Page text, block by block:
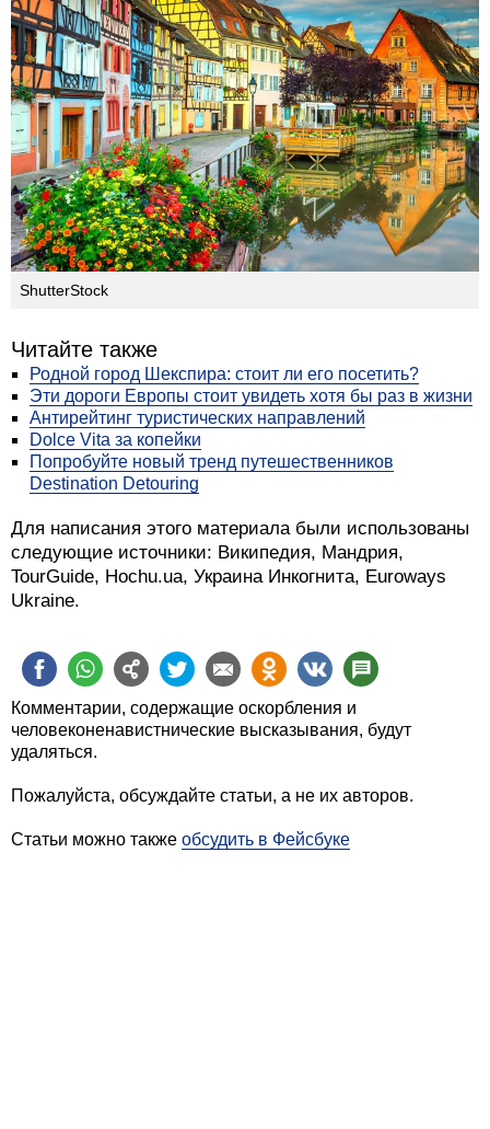
ShutterStock
Читайте также
Родной город Шекспира: стоит ли его посетить?
Эти дороги Европы стоит увидеть хотя бы раз в жизни
Антирейтинг туристических направлений
Dolce Vita за копейки
Попробуйте новый тренд путешественников
Destination Detouring
Для написания этого материала были использованы
следующие источники: Википедия, Мандрия,
TourGuide, Hochu.ua, Украина Инкогнита, Euroways
Ukraine.
Комментарии, содержащие оскорбления и
человеконенавистнические высказывания, будут
удаляться.
Пожалуйста, обсуждайте статьи, а не их авторов.
Статьи можно также обсудить в Фейсбуке